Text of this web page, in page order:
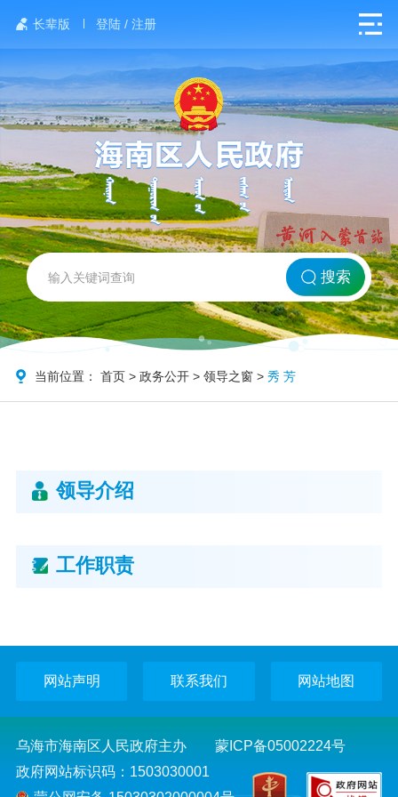
长辈版 登陆 / 注册
网站首页
北方海南
政务要闻
政务公开
数据发布
搜索
当前位置：首页 >政务公开 >领导之窗 >秀 芳
领导介绍
工作职责
网站声明 联系我们 网站地图
乌海市海南区人民政府主办 蒙ICP备05002224号
政府网站标识码：1503030001